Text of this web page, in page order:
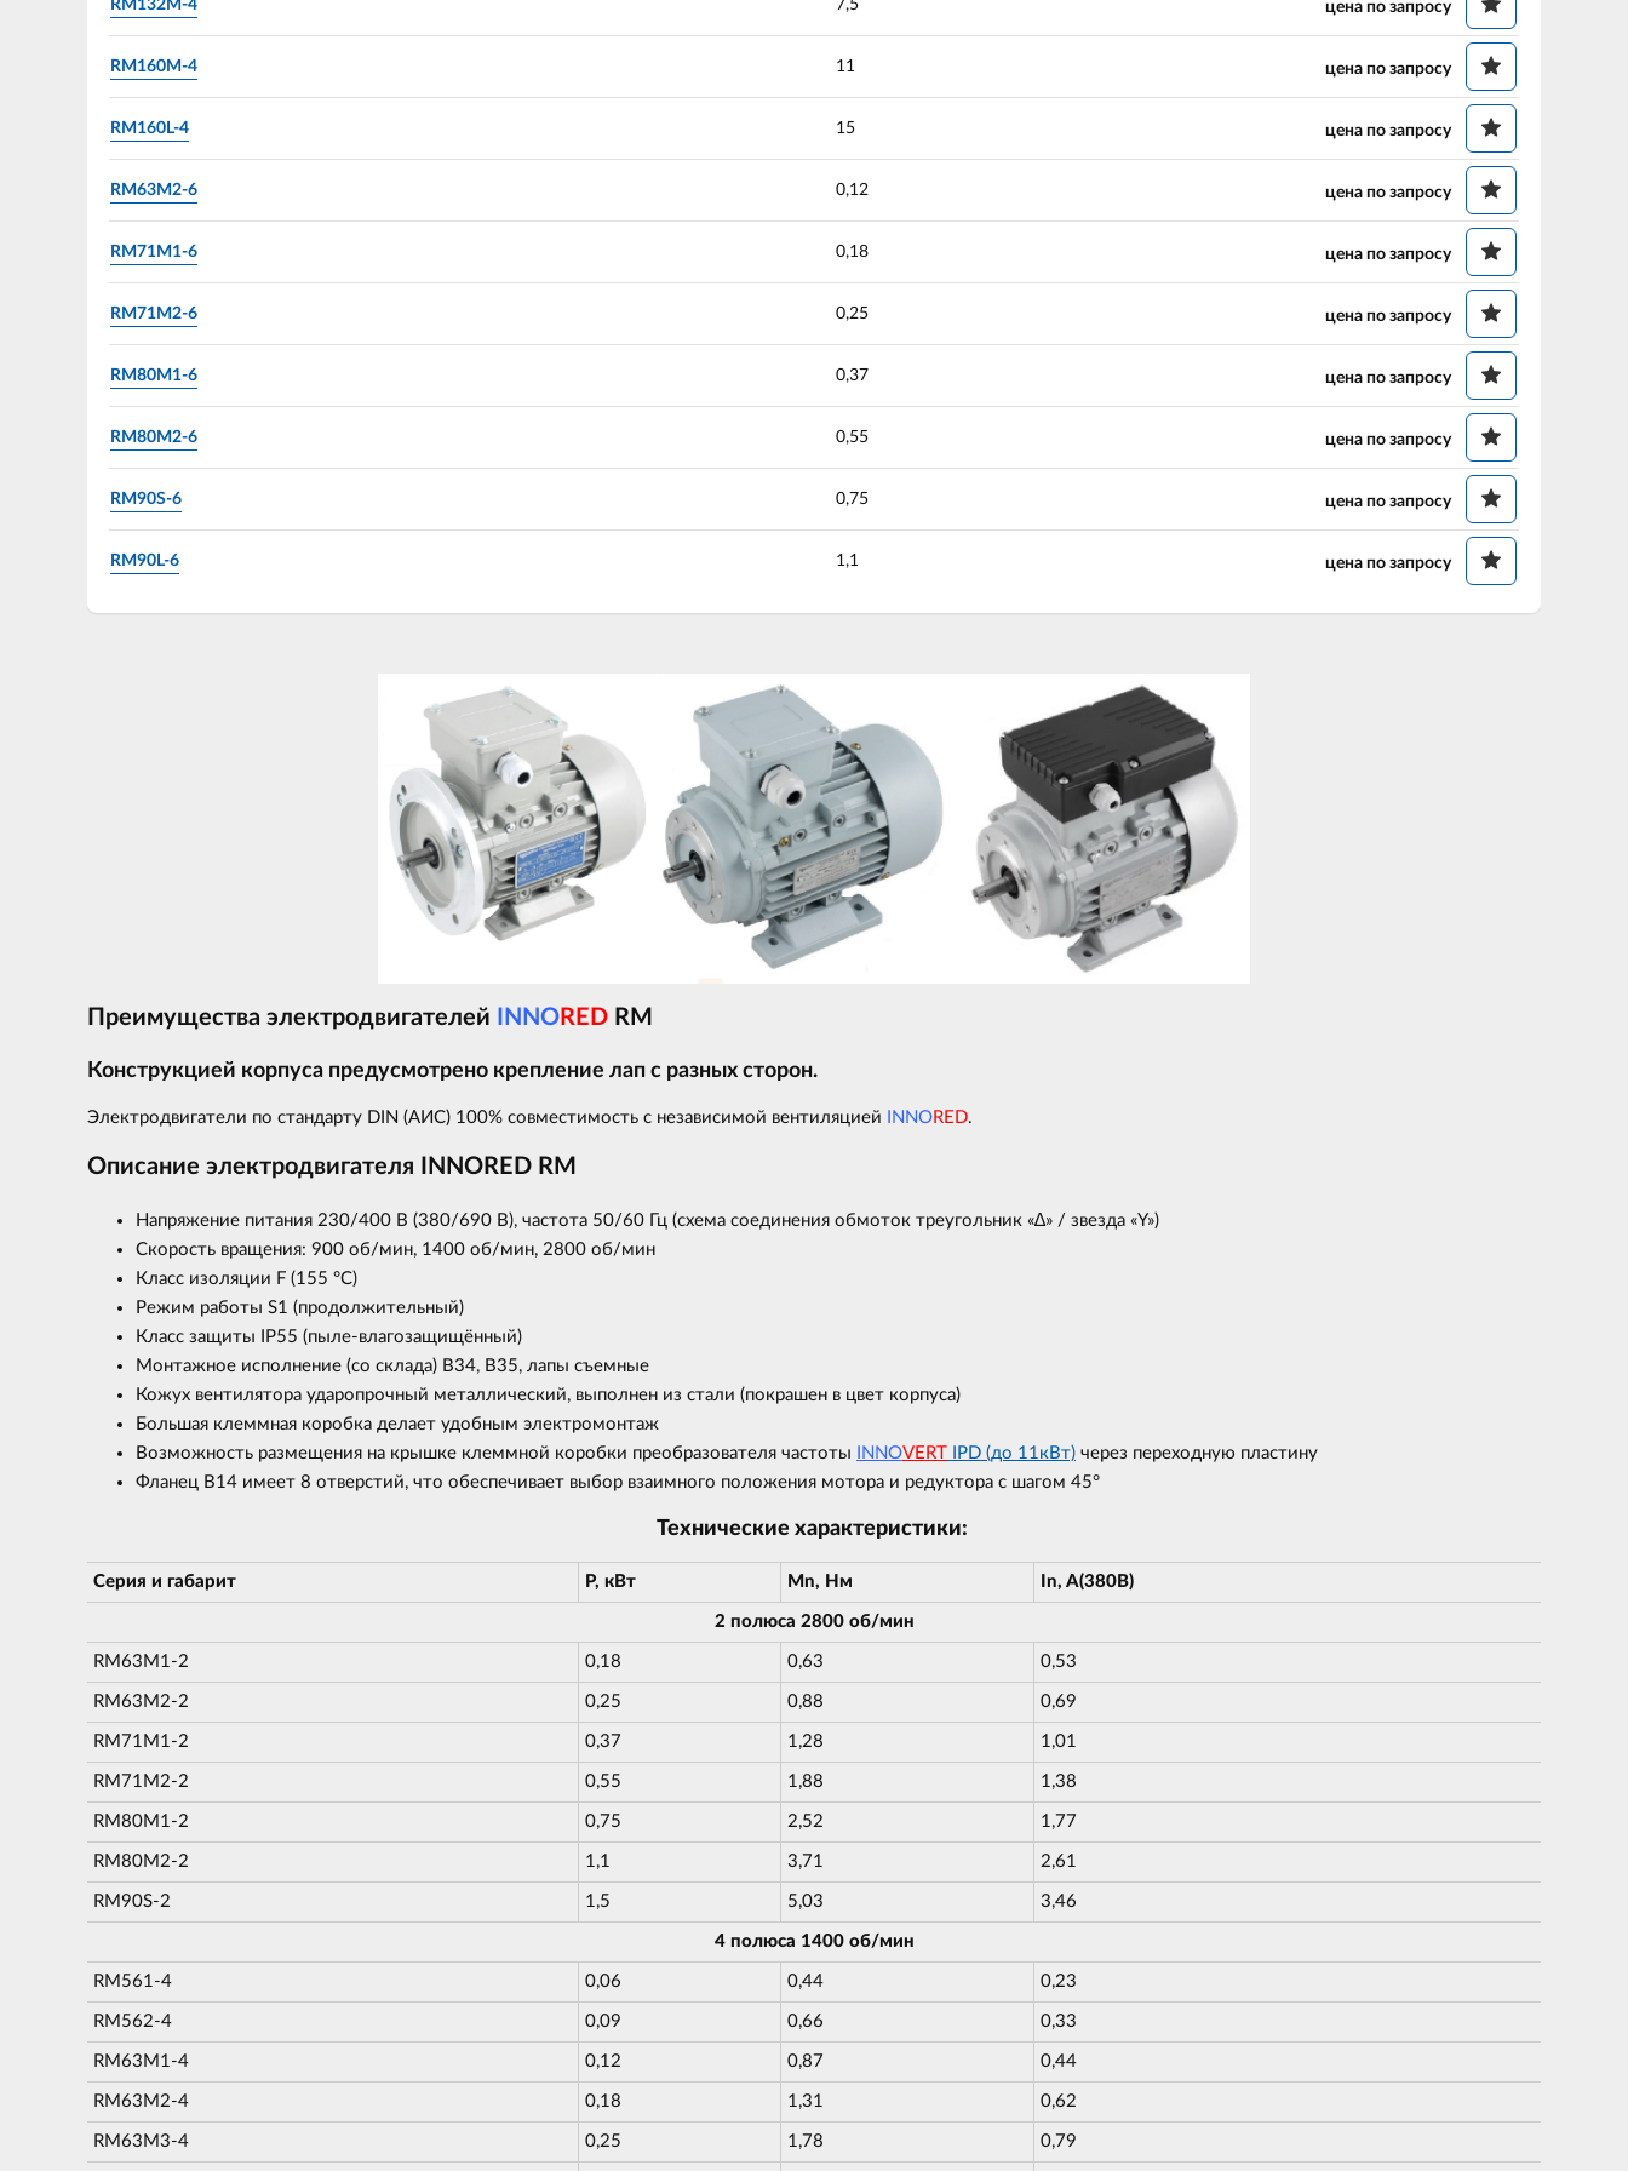
RM132M-4 7,5 цена по запросу
RM160M-4 11 цена по запросу
RM160L-4 15 цена по запросу
RM63M2-6 0,12 цена по запросу
RM71M1-6 0,18 цена по запросу
RM71M2-6 0,25 цена по запросу
RM80M1-6 0,37 цена по запросу
RM80M2-6 0,55 цена по запросу
RM90S-6 0,75 цена по запросу
RM90L-6 1,1 цена по запросу
Преимущества электродвигателей INNO RED RM
Конструкцией корпуса предусмотрено крепление лап с разных сторон.
Электродвигатели по стандарту DIN (АИС) 100% совместимость с независимой вентиляцией INNORED.
Описание электродвигателя INNORED RM
Напряжение питания 230/400 В (380/690 В), частота 50/60 Гц (схема соединения обмоток треугольник «∆» / звезда «Y»)
Скорость вращения: 900 об/мин, 1400 об/мин, 2800 об/мин
Класс изоляции F (155 °С)
Режим работы S1 (продолжительный)
Класс защиты IP55 (пыле-влагозащищённый)
Монтажное исполнение (со склада) В34, В35, лапы съемные
Кожух вентилятора ударопрочный металлический, выполнен из стали (покрашен в цвет корпуса)
Большая клеммная коробка делает удобным электромонтаж
Возможность размещения на крышке клеммной коробки преобразователя частоты
INNOVERT IPD (до 11кВт) через переходную пластину
Фланец В14 имеет 8 отверстий, что обеспечивает выбор взаимного положения мотора и редуктора с шагом 45°
Технические характеристики:
Серия и габарит P, кВт Mn, Нм In, A(380В)
2 полюса 2800 об/мин
RM63M1-2 0,18 0,63 0,53
RM63M2-2 0,25 0,88 0,69
RM71M1-2 0,37 1,28 1,01
RM71M2-2 0,55 1,88 1,38
RM80M1-2 0,75 2,52 1,77
RM80M2-2 1,1 3,71 2,61
RM90S-2 1,5 5,03 3,46
4 полюса 1400 об/мин
RM561-4 0,06 0,44 0,23
RM562-4 0,09 0,66 0,33
RM63M1-4 0,12 0,87 0,44
RM63M2-4 0,18 1,31 0,62
RM63M3-4 0,25 1,78 0,79